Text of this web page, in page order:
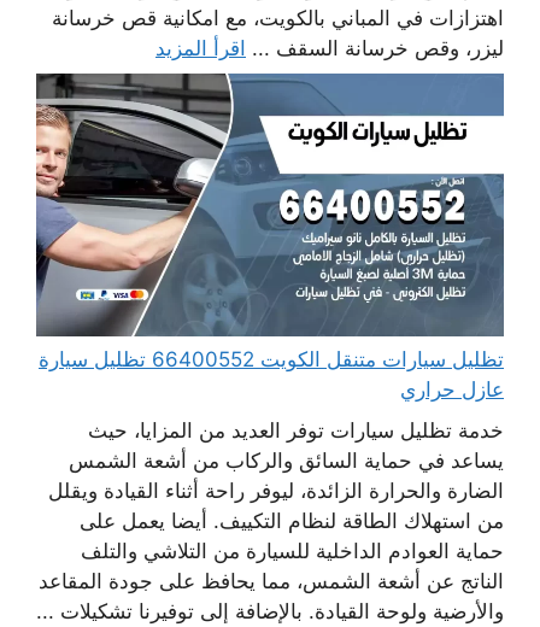
اهتزازات في المباني بالكويت، مع امكانية قص خرسانة
ليزر، وقص خرسانة السقف ... اقرأ المزيد
تظليل سيارات متنقل الكويت 66400552 تظليل سيارة
عازل حراري
خدمة تظليل سيارات توفر العديد من المزايا، حيث
يساعد في حماية السائق والركاب من أشعة الشمس
الضارة والحرارة الزائدة، ليوفر راحة أثناء القيادة ويقلل
من استهلاك الطاقة لنظام التكييف. أيضا يعمل على
حماية العوادم الداخلية للسيارة من التلاشي والتلف
الناتج عن أشعة الشمس، مما يحافظ على جودة المقاعد
والأرضية ولوحة القيادة. بالإضافة إلى توفيرنا تشكيلات ...